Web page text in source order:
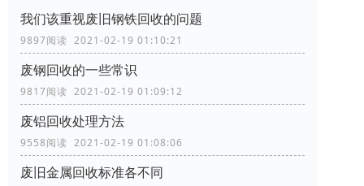
我们该重视废旧钢铁回收的问题
9897阅读 2021-02-19 01:10:21
废钢回收的一些常识
9817阅读 2021-02-19 01:09:12
废铝回收处理方法
9558阅读 2021-02-19 01:08:06
废旧金属回收标准各不同